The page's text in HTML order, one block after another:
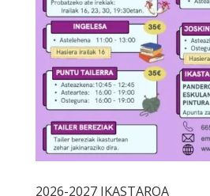
2026-2027 IKASTAROA